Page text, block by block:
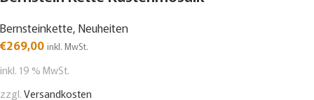
Bernsteinkette, Neuheiten
€269,00 inkl. MwSt.
inkl. 19 % MwSt.
zzgl.Versandkosten